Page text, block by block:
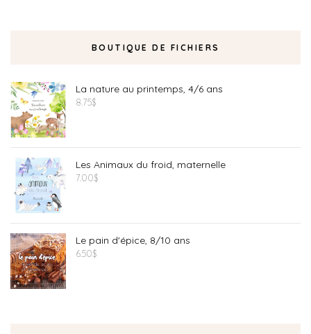
BOUTIQUE DE FICHIERS
La nature au printemps, 4/6 ans
8.75$
Les Animaux du froid, maternelle
7.00$
Le pain d'épice, 8/10 ans
6.50$